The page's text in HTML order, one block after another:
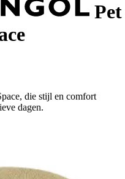
Pet
die stijl en comfort
dagen.